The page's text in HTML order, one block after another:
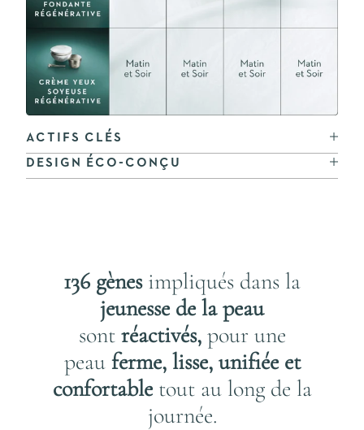
ACTIFS CLÉS
DESIGN ÉCO-CONÇU
136 gènes impliqués dans la
jeunesse de la peau
sont réactivés, pour une
peau ferme, lisse, unifiée et
confortable tout au long de la
journée.